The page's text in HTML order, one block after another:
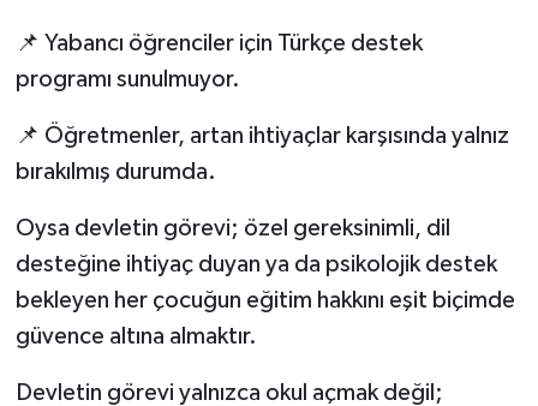
📌 Yabancı öğrenciler için Türkçe destek
programı sunulmuyor.
📌 Öğretmenler, artan ihtiyaçlar karşısında yalnız
bırakılmış durumda.
Oysa devletin görevi; özel gereksinimli, dil
desteğine ihtiyaç duyan ya da psikolojik destek
bekleyen her çocuğun eğitim hakkını eşit biçimde
güvence altına almaktır.
Devletin görevi yalnızca okul açmak değil;